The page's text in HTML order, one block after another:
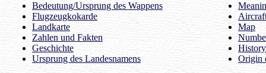
Bedeutung/Ursprung des Wappens
Flugzeugkokarde
Landkarte
Zahlen und Fakten
Geschichte
Ursprung des Landesnamens
Map
History
Origin